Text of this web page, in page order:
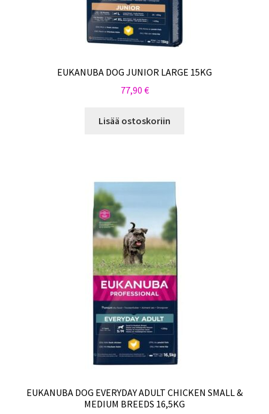
EUKANUBA DOG JUNIOR LARGE 15KG
77,90 €
Lisää ostoskoriin
EUKANUBA DOG EVERYDAY ADULT CHICKEN SMALL &
MEDIUM BREEDS 16,5KG